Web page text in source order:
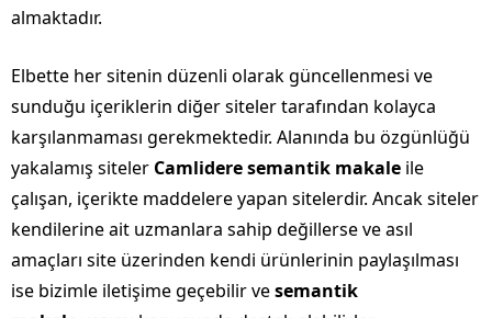
almaktadır.
Elbette her sitenin düzenli olarak güncellenmesi ve
sunduğu içeriklerin diğer siteler tarafından kolayca
karşılanmaması gerekmektedir. Alanında bu özgünlüğü
yakalamış siteler Camlidere semantik makale ile
çalışan, içerikte maddelere yapan sitelerdir. Ancak siteler
kendilerine ait uzmanlara sahip değillerse ve asıl
amaçları site üzerinden kendi ürünlerinin paylaşılması
ise bizimle iletişime geçebilir vesemantik